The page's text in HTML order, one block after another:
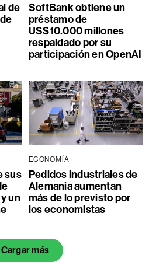
de
SoftBank obtiene un
préstamo de
US$10.000 millones
respaldado por su
participación en OpenAI
sus
un
ECONOMÍA
Pedidos industriales de
Alemania aumentan
más de lo previsto por
los economistas
Cargar más